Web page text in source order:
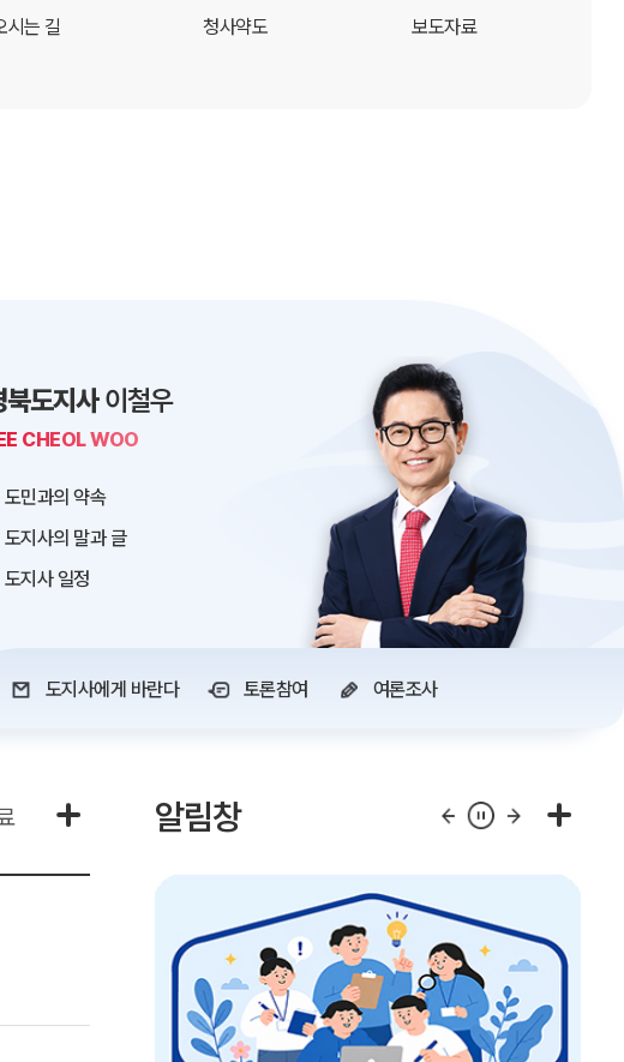
시는 길 청사약도 보도자료
북도지사이철우
CHEOL WOO
도민과의 약속
도지사의 말과 글
도지사 일정
도지사에게 바란다 토론참여 여론조사
알림창